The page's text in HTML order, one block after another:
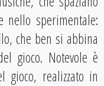
nello sperimentale:
che ben si abbina
gioco. Notevole è
gioco, realizzato in